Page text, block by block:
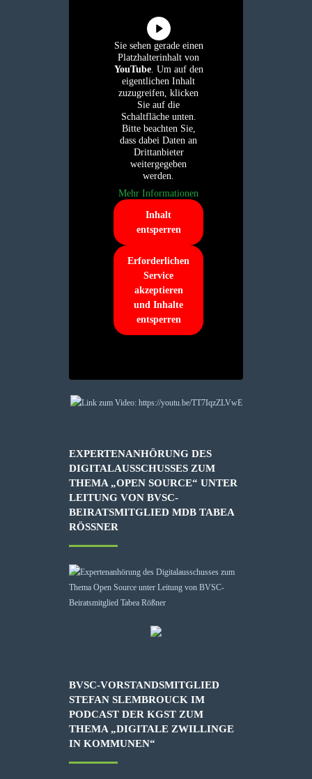
Sie sehen gerade einen
Platzhalterinhalt von
YouTube. Um auf den
eigentlichen Inhalt
zuzugreifen, klicken
Sie auf die
Schaltfläche unten.
Bitte beachten Sie,
dass dabei Daten an
Drittanbieter
weitergegeben
werden.
Mehr Informationen
Inhalt
entsperren
Erforderlichen
Service
akzeptieren
und Inhalte
entsperren
EXPERTENANHÖRUNG DES
DIGITALAUSSCHUSSES ZUM
THEMA „OPEN SOURCE“ UNTER
LEITUNG VON BVSC-
BEIRATSMITGLIED MDB TABEA
RÖSSNER
BVSC-VORSTANDSMITGLIED
STEFAN SLEMBROUCK IM
PODCAST DER KGST ZUM
THEMA „DIGITALE ZWILLINGE
IN KOMMUNEN“